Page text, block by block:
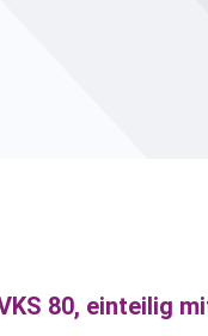
80, einteilig